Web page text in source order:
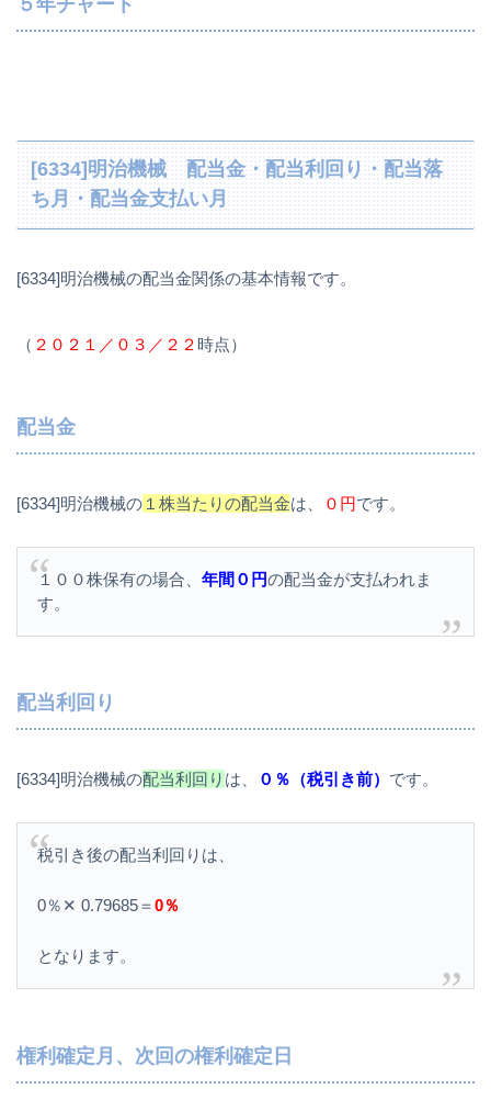
５年チャート
[6334]明治機械 配当金・配当利回り・配当落
ち月・配当金支払い月
[6334]明治機械の配当金関係の基本情報です。
（ ２０２１／０３／２２時点）
配当金
[6334]明治機械の １株当たりの配当金は、 ０円です。
１００株保有の場合、 年間０円の配当金が支払われま
す。
配当利回り
[6334]明治機械の配当利回り は、 ０％（税引き前） です。
税引き後の配当利回りは、
0％✕ 0.79685＝0％
となります。
権利確定月、次回の権利確定日